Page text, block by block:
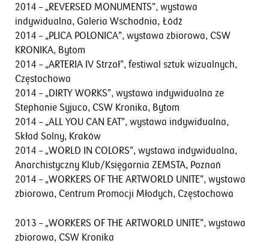
2014 – „REVERSED MONUMENTS”, wystawa
indywidualna, Galeria Wschodnia, Łódź
2014 – „PLICA POLONICA”, wystawa zbiorowa, CSW
KRONIKA, Bytom
2014 – „ARTERIA IV Strzał”, festiwal sztuk wizualnych,
Częstochowa
2014 – „DIRTY WORKS”, wystawa indywidualna ze
Stephanie Syjuco, CSW Kronika, Bytom
2014 – „ALL YOU CAN EAT”, wystawa indywidualna,
Skład Solny, Kraków
2014 – „WORLD IN COLORS”, wystawa indywidualna,
Anarchistyczny Klub/Księgarnia ZEMSTA, Poznań
2014 – „WORKERS OF THE ARTWORLD UNITE”, wystawa
zbiorowa, Centrum Promocji Młodych, Częstochowa
2013 – „WORKERS OF THE ARTWORLD UNITE”, wystawa
zbiorowa, CSW Kronika